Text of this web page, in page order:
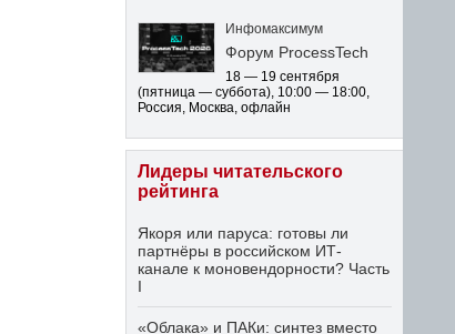
Инфомаксимум
Форум ProcessTech
18 — 19 сентября
(пятница — суббота), 10:00 — 18:00,
Россия, Москва, офлайн
Лидеры читательского
рейтинга
Якоря или паруса: готовы ли
партнёры в российском ИТ-
канале к моновендорности? Часть
I
«Облака» и ПАКи: синтез вместо